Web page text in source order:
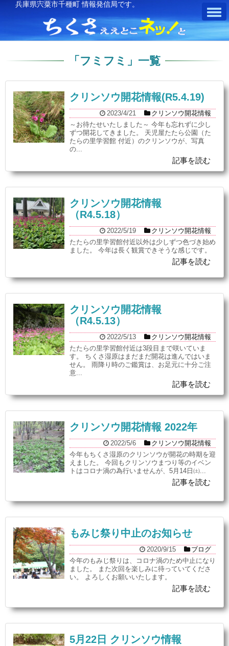
兵庫県宍粟市千種町 情報発信局です。
「 フミフミ 」 一覧
クリンソウ開花情報(R5.4.19)
2023/4/21
クリンソウ開花情報
～お待たせいたしました～ 今年も忘れずに少し
ずつ開花してきました。 天児屋たたら公園（た
たらの里学習館 付近）のクリンソウが、写真
の...
記事を読む
クリンソウ開花情報
（R4.5.18）
2022/5/19
クリンソウ開花情報
たたらの里学習館付近以外は少しずつ色づき始め
ました。 今年は長く観賞できそうな感じです。
記事を読む
クリンソウ開花情報
（R4.5.13）
2022/5/13
クリンソウ開花情報
たたらの里学習館付近は3段目まで咲いていま
す。 ちくさ湿原はまだまだ開花は進んではいま
せん。 雨降り時のご鑑賞は、お足元に十分ご注
意...
記事を読む
クリンソウ開花情報 2022年
2022/5/6
クリンソウ開花情報
今年もちくさ湿原のクリンソウが開花の時期を迎
えました。 今回もクリンソウまつり等のイベン
トはコロナ渦の為行いませんが、5月14日㈯...
記事を読む
もみじ祭り中止のお知らせ
2020/9/15
ブログ
今年のもみじ祭りは、コロナ渦のため中止になり
ました。 また次回を楽しみに待っていてくださ
い。 よろしくお願いいたします。
記事を読む
5月22日 クリンソウ情報